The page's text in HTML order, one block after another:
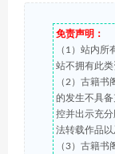
免责声明：
（1）站内所
站不拥有此
（2）古籍书
的发生不具
控并出示充
法转载作品
（3）古籍书